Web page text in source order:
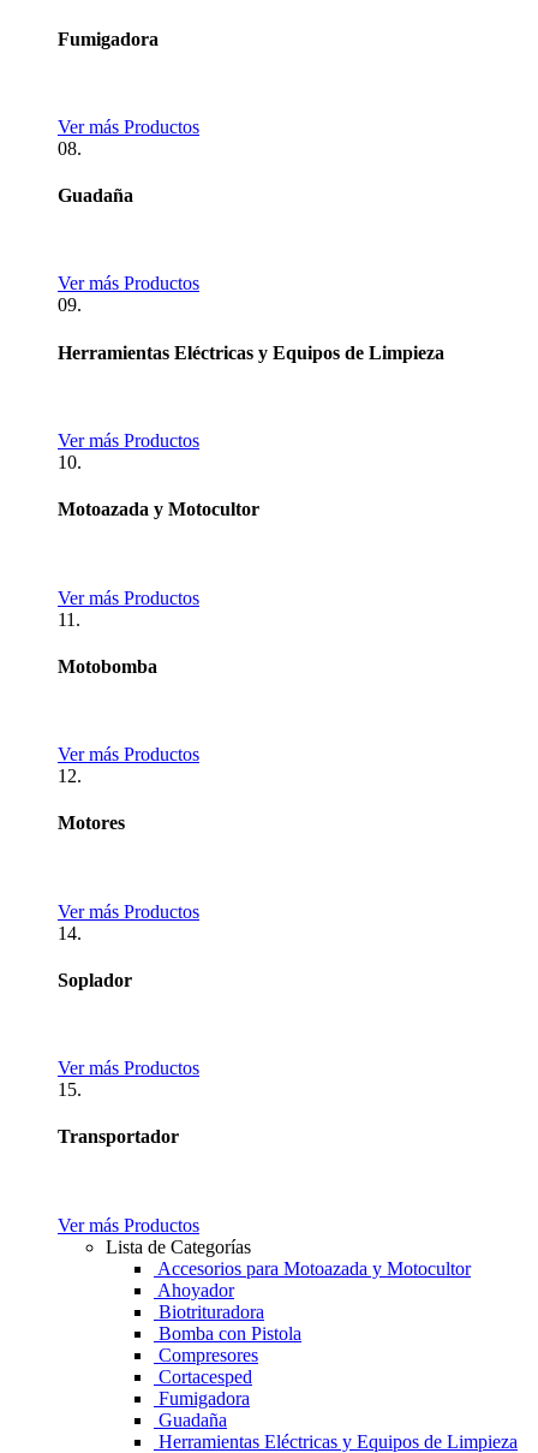
Fumigadora
Ver más Productos
08.
Guadaña
Ver más Productos
09.
Herramientas Eléctricas y Equipos de Limpieza
Ver más Productos
10.
Motoazada y Motocultor
Ver más Productos
11.
Motobomba
Ver más Productos
12.
Motores
Ver más Productos
14.
Soplador
Ver más Productos
15.
Transportador
Ver más Productos
Lista de Categorías
Accesorios para Motoazada y Motocultor
Ahoyador
Biotrituradora
Bomba con Pistola
Compresores
Cortacesped
Fumigadora
Guadaña
Herramientas Eléctricas y Equipos de Limpieza